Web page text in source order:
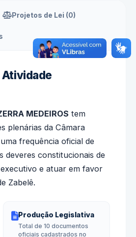
Projetos de Lei (0)
MEDEIROS tem
plenárias da Câmara
frequência oficial de
deveres constitucionais de
e atuar em favor
Zabelê.
Produção Legislativa
Total de 10 documentos
oficiais cadastrados no